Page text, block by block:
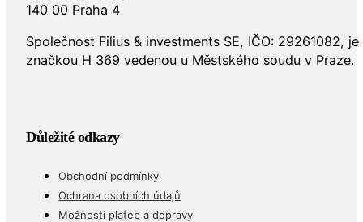
140 00 Praha 4
Společnost Filius & investments SE, IČO: 29261082,
značkou H 369 vedenou u Městského soudu v Praze.
Důležité odkazy
Obchodní podmínky
Ochrana osobních údajů
Možnosti plateb a dopravy